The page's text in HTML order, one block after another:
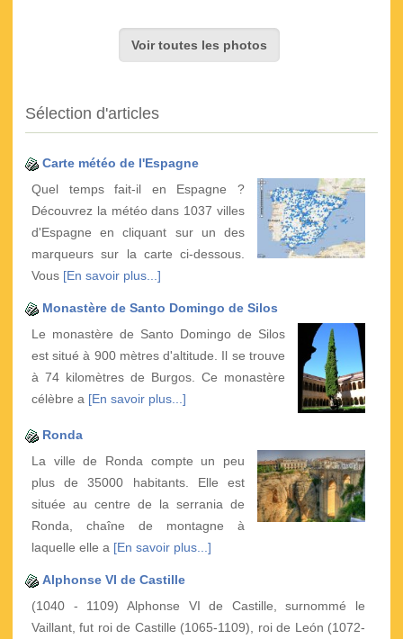
Voir toutes les photos
Sélection d'articles
Carte météo de l'Espagne
Quel temps fait-il en Espagne ?
Découvrez la météo dans 1037 villes
d'Espagne en cliquant sur un des
marqueurs sur la carte ci-dessous.
Vous [En savoir plus...]
Monastère de Santo Domingo de Silos
Le monastère de Santo Domingo de Silos
est situé à 900 mètres d'altitude. Il se trouve
à 74 kilomètres de Burgos. Ce monastère
célèbre a [En savoir plus...]
Ronda
La ville de Ronda compte un peu
plus de 35000 habitants. Elle est
située au centre de la serrania de
Ronda, chaîne de montagne à
laquelle elle a [En savoir plus...]
Alphonse VI de Castille
(1040 - 1109) Alphonse VI de Castille, surnommé le
Vaillant, fut roi de Castille (1065-1109), roi de León (1072-